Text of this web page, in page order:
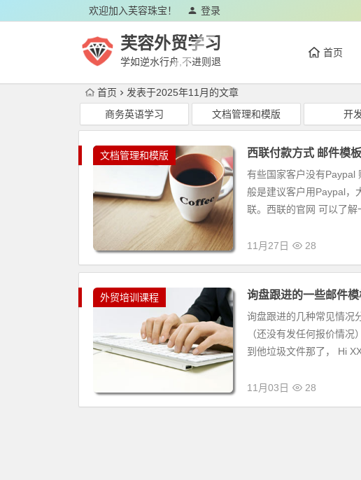
欢迎加入芙容珠宝！ 登录
芙容外贸学习
学如逆水行舟,不进则退
首页
首页
发表于2025年11月的文章
商务英语学习
文档管理和模版 开
文档管理和模版 西联付款方式 邮件模板
有些国家客户没有Paypal
般是建议客户用Paypal，
联。西联的官网 可以了解
11月27日 28
外贸培训课程 询盘跟进的一些邮件模
询盘跟进的几种常见情况
（还没有发任何报价情
到他垃圾文件那了， Hi
11月03日 28